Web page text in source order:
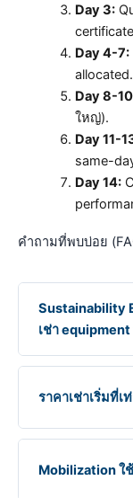
Day 3:
Day 4-7:
allocated.
Day 8-
ใหญ่).
Day 11-
same-
Day 14:
คำถามที่พบบ่อย
Sustainability
เช่า equipment
ราคาเช่าเริ่มที่เ
Mobilization ใ